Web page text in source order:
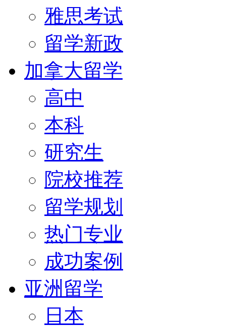
雅思考试
留学新政
加拿大留学
高中
本科
研究生
院校推荐
留学规划
热门专业
成功案例
亚洲留学
日本